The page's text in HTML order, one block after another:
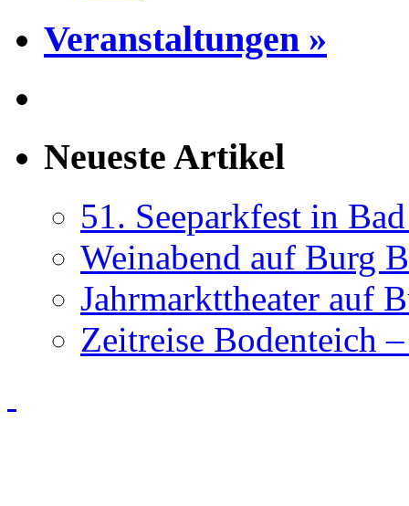
Veranstaltungen »
Neueste Artikel
51. Seeparkfest in
Weinabend auf Burg
Jahrmarkttheater auf
Zeitreise Bodenteich